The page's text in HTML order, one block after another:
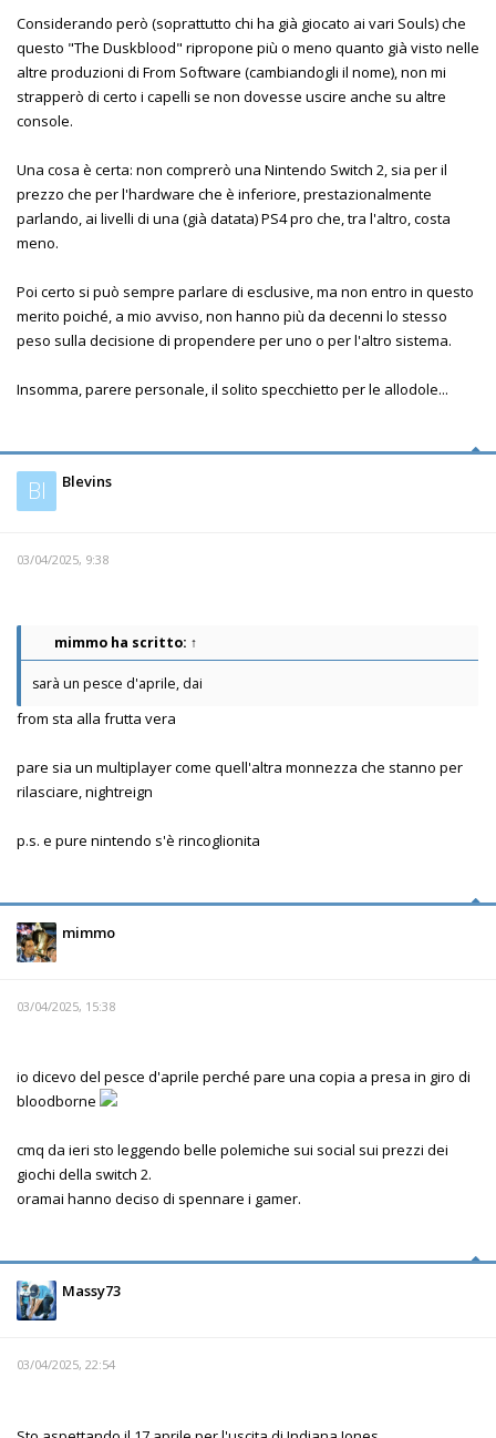
Considerando però (soprattutto chi ha già giocato ai vari Souls) che
questo "The Duskblood" ripropone più o meno quanto già visto nelle
altre produzioni di From Software (cambiandogli il nome), non mi
strapperò di certo i capelli se non dovesse uscire anche su altre
console.
Una cosa è certa: non comprerò una Nintendo Switch 2, sia per il
prezzo che per l'hardware che è inferiore, prestazionalmente
parlando, ai livelli di una (già datata) PS4 pro che, tra l'altro, costa
meno.
Poi certo si può sempre parlare di esclusive, ma non entro in questo
merito poiché, a mio avviso, non hanno più da decenni lo stesso
peso sulla decisione di propendere per uno o per l'altro sistema.
Insomma, parere personale, il solito specchietto per le allodole...
Bl Blevins
03/04/2025, 9:38
mimmo ha scritto: ↑
sarà un pesce d'aprile, dai
from sta alla frutta vera
pare sia un multiplayer come quell'altra monnezza che stanno per
rilasciare, nightreign
p.s. e pure nintendo s'è rincoglionita
mimmo
03/04/2025, 15:38
io dicevo del pesce d'aprile perché pare una copia a presa in giro di
bloodborne
cmq da ieri sto leggendo belle polemiche sui social sui prezzi dei
giochi della switch 2.
oramai hanno deciso di spennare i gamer.
Massy73
03/04/2025, 22:54